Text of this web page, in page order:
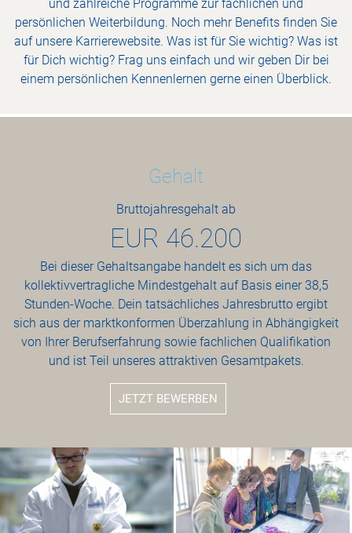
und zahlreiche Programme zur fachlichen und
persönlichen Weiterbildung. Noch mehr Benefits finden Sie
auf unsere Karrierewebsite. Was ist für Sie wichtig? Was ist
für Dich wichtig? Frag uns einfach und wir geben Dir bei
einem persönlichen Kennenlernen gerne einen Überblick.
Gehalt
Bruttojahresgehalt ab
EUR 46.200
Bei dieser Gehaltsangabe handelt es sich um das
kollektivvertragliche Mindestgehalt auf Basis einer 38,5
Stunden-Woche. Dein tatsächliches Jahresbrutto ergibt
sich aus der marktkonformen Überzahlung in Abhängigkeit
von Ihrer Berufserfahrung sowie fachlichen Qualifikation
und ist Teil unseres attraktiven Gesamtpakets.
JETZT BEWERBEN